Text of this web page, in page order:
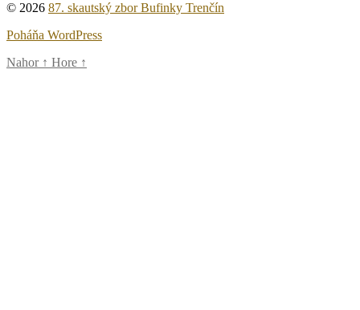
© 2026 87. skautský zbor Bufinky Trenčín
Poháňa WordPress
Nahor ↑ Hore ↑